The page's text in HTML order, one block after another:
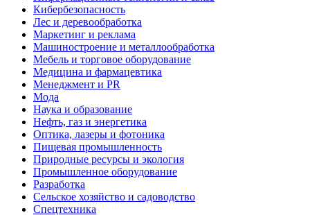
Кибербезопасность
Лес и деревообработка
Маркетинг и реклама
Машиностроение и металлообработка
Мебель и торговое оборудование
Медицина и фармацевтика
Менеджмент и PR
Мода
Наука и образование
Нефть, газ и энергетика
Оптика, лазеры и фотоника
Пищевая промышленность
Природные ресурсы и экология
Промышленное оборудование
Разработка
Сельское хозяйство и садоводство
Спецтехника